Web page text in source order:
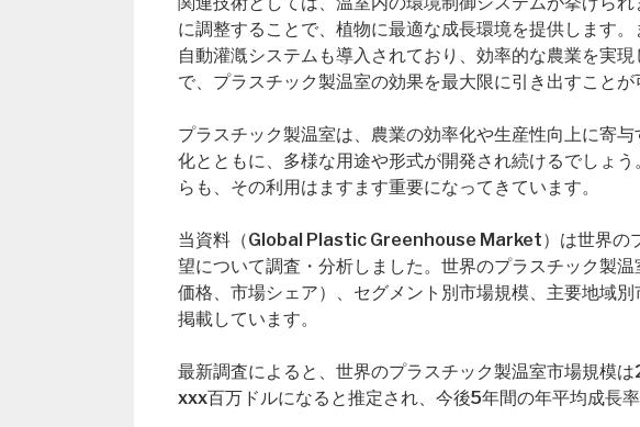
に調整することで、植物に最適な成長環境を提供します
自動灌漑システムも導入されており、効率的な農業を実
で、プラスチック製温室の効果を最大限に引き出すことが
プラスチック製温室は、農業の効率化や生産性向上に寄
化とともに、多様な用途や形式が開発され続けるでしょ
らも、その利用はますます重要になってきています。
当資料（Global Plastic Greenhouse Market）は世界の
望について調査・分析しました。世界のプラスチック製
価格、市場シェア）、セグメント別市場規模、主要地域
掲載しています。
最新調査によると、世界のプラスチック製温室市場規模
xxx百万ドルになると推定され、今後5年間の年平均成長